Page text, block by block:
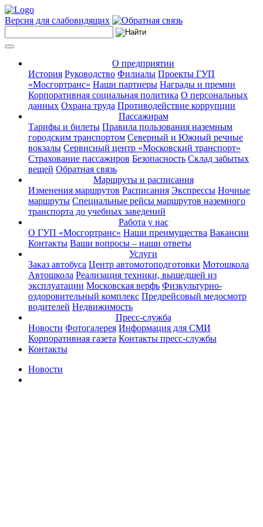
Версия для слабовидящих
О предприятии
История Руководство Филиалы Проекты ГУП
«Мосгортранс» Наши партнеры Награды и премии
Корпоративная социальная политика О персональных
данных Охрана труда Противодействие коррупции
Пассажирам
Тарифы и билеты Правила пользования наземным
городским транспортом Северный и Южный речные
вокзалы Сервисный центр «Московский транспорт»
Страхование пассажиров Безопасность Склад забытых
вещей Обратная связь
Маршруты и расписания
Изменения маршрутов Расписания Экспрессы Ночные
маршруты Специальные рейсы маршрутов наземного
транспорта до учебных заведений
Работа у нас
О ГУП «Мосгортранс» Наши преимущества Вакансии
Контакты Ваши вопросы – наши ответы
Услуги
Заказ автобуса Центр автомотоподготовки Мотошкола
Автошкола Реализация техники, вышедшей из
эксплуатации Московская верфь Физкультурно-
оздоровительный комплекс Предрейсовый медосмотр
водителей Недвижимость
Пресс-служба
Новости Фотогалерея Информация для СМИ
Корпоративная газета Контакты пресс-службы
Контакты
Новости